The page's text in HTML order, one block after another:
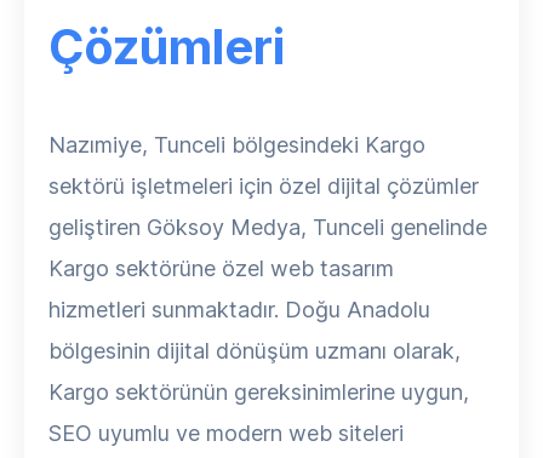
Çözümleri
Nazımiye, Tunceli bölgesindeki Kargo
sektörü işletmeleri için özel dijital çözümler
geliştiren Göksoy Medya, Tunceli genelinde
Kargo sektörüne özel web tasarım
hizmetleri sunmaktadır. Doğu Anadolu
bölgesinin dijital dönüşüm uzmanı olarak,
Kargo sektörünün gereksinimlerine uygun,
SEO uyumlu ve modern web siteleri